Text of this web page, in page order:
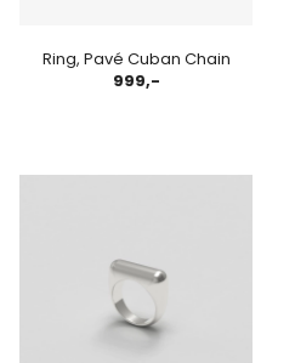
Ring, Pavé Cuban Chain
999,-